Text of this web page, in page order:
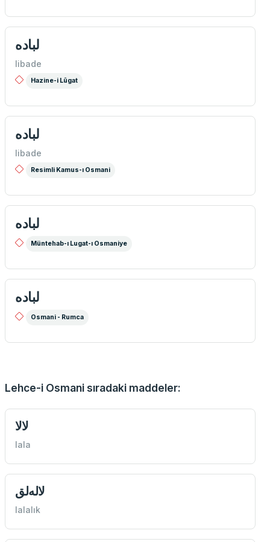
لباده
libade
Hazine-i Lûgat
لباده
libade
Resimli Kamus-ı Osmani
لباده
Müntehab-ı Lugat-ı Osmaniye
لباده
Osmani - Rumca
Lehce-i Osmani sıradaki maddeler:
لالا
lala
لاله‌لق
lalalık